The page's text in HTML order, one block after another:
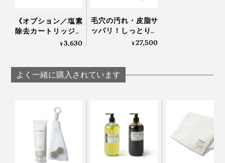
っとりツルツルに。美容液のようなシャワー水になりま
す。
外し、カートリッジをヘッド内にセットしたら、散水板
《オプション／塩素
除去カートリッジ》
シャワー水の残留塩
方に｜エミュール フ
ァインバブルシャワ
¥3,630
毛穴の汚れ・皮脂サ
ッパリ！しっとりホ
カホカ気持ちいい
ンバブルシャワー
¥27,500
よく一緒に購入されています